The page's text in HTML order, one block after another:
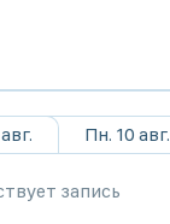
Пн. 10 авг.
запись